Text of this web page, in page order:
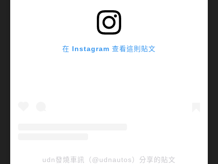
在 Instagram 查看這則貼文
udn發燒車訊（@udnautos）分享的貼文